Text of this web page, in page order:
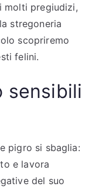
molti pregiudizi,
stregoneria
scopriremo
felini.
sensibili
pigro si sbaglia:
e lavora
del suo